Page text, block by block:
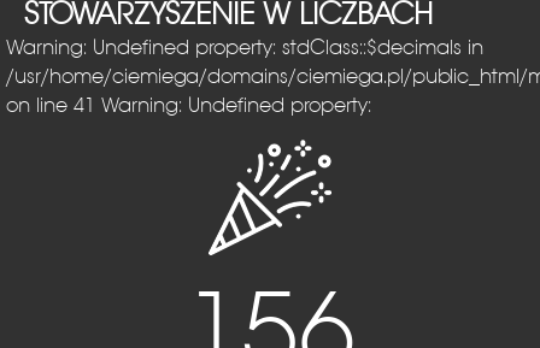
STOWARZYSZENIE W LICZBACH
Warning: Undefined property: stdClass::$decimals in
/usr/home/ciemiega/domains/ciemiega.pl/public_html/
on line 41 Warning: Undefined property: